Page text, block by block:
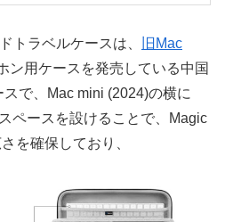
トラベルケースは、
旧Mac
ン用ケースを発売している中国
で、Mac mini (2024)の横に
ペースを設けることで、Magic
を確保しており、